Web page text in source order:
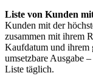
Liste von Kunden
Kunden mit der
zusammen mit ihrem
Kaufdatum und ihrem
umsetzbare Ausgabe
Liste täglich.